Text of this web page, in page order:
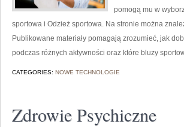
pomogą mu w
sportowa i Odzież sportowa. Na stronie można
Publikowane materiały pomagają zrozumieć, jak
podczas różnych aktywności oraz które bluzy
CATEGORIES: NOWE TECHNOLOGIE
Zdrowie Psychiczne